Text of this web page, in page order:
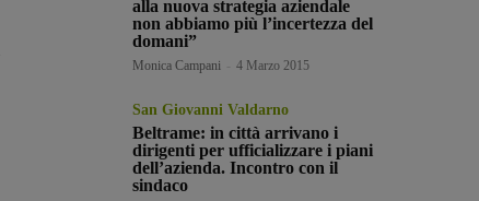
alla nuova strategia aziendale
non abbiamo più l’incertezza del
domani”
Monica Campani 4 Marzo 2015
San Giovanni Valdarno
Beltrame: in città arrivano i
dirigenti per ufficializzare i piani
dell’azienda. Incontro con il
sindaco